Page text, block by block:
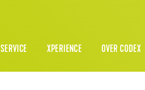
SERVICE XPERIENCE OVER CODEX